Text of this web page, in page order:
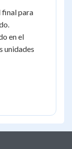
final para
en el
unidades